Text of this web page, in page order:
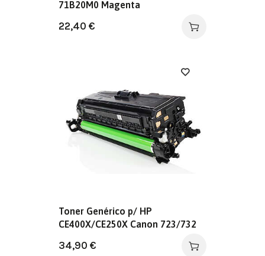
71B20M0 Magenta
22,40 €
Toner Genérico p/ HP
CE400X/CE250X Canon 723/732
34,90 €